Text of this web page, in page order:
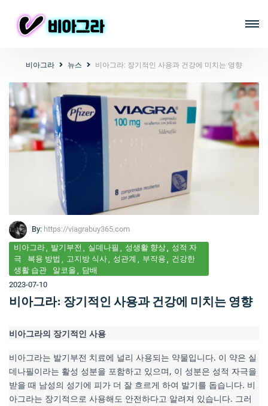
비아그라 뉴스 비아그라: 장기적인 사용과 건강에 미치는 영향
By: https://viagrabuy365.com
비아그라 발기부전 실데나필 성생활 향상
성적 자
극
복용 방법 고지방 식사 성관계 부작용
건강한
생활 습관
알코올
담배
2023-07-10
비아그라: 장기적인 사용과 건강에 미치는 영향
비아그라의 장기적인 사용
비아그라는 발기부전 치료에 널리 사용되는 약물입니다. 이 약은 실
데나필이라는 활성 성분을 포함하고 있으며, 이 성분은 성적 자극을
받을 때 남성의 성기에 피가 더 잘 흐르게 하여 발기를 돕습니다. 비
아그라는 장기적으로 사용해도 안전하다고 알려져 있습니다. 그러